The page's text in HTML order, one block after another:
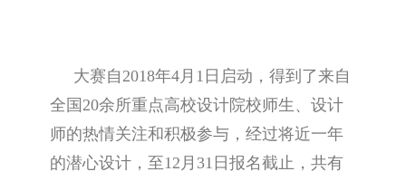
大赛自2018年4月1日启动，得到了来自
全国20余所重点高校设计院校师生、设计
师的热情关注和积极参与，经过将近一年
的潜心设计，至12月31日报名截止，共有